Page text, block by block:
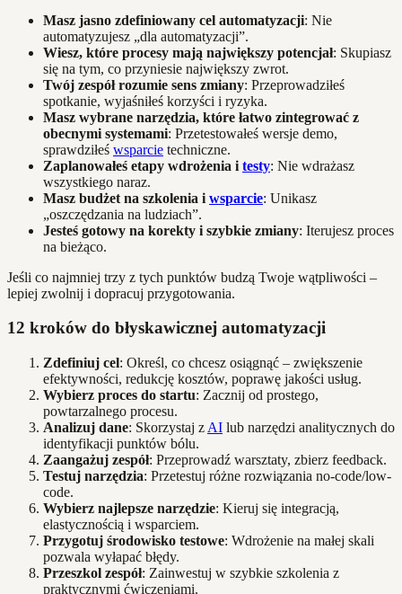
Masz jasno zdefiniowany cel automatyzacji: Nie
automatyzujesz „dla automatyzacji”.
Wiesz, które procesy mają największy potencjał: Skupiasz
się na tym, co przyniesie największy zwrot.
Twój zespół rozumie sens zmiany: Przeprowadziłeś
spotkanie, wyjaśniłeś korzyści i ryzyka.
Masz wybrane narzędzia, które łatwo zintegrować z
obecnymi systemami: Przetestowałeś wersje demo,
sprawdziłeś wsparcie techniczne.
Zaplanowałeś etapy wdrożenia i testy: Nie wdrażasz
wszystkiego naraz.
Masz budżet na szkolenia i wsparcie: Unikasz
„oszczędzania na ludziach”.
Jesteś gotowy na korekty i szybkie zmiany: Iterujesz proces
na bieżąco.
Jeśli co najmniej trzy z tych punktów budzą Twoje wątpliwości –
lepiej zwolnij i dopracuj przygotowania.
12 kroków do błyskawicznej automatyzacji
Zdefiniuj cel: Określ, co chcesz osiągnąć – zwiększenie
efektywności, redukcję kosztów, poprawę jakości usług.
Wybierz proces do startu: Zacznij od prostego,
powtarzalnego procesu.
Analizuj dane: Skorzystaj z AI lub narzędzi analitycznych do
identyfikacji punktów bólu.
Zaangażuj zespół: Przeprowadź warsztaty, zbierz feedback.
Testuj narzędzia: Przetestuj różne rozwiązania no-code/low-
code.
Wybierz najlepsze narzędzie: Kieruj się integracją,
elastycznością i wsparciem.
Przygotuj środowisko testowe: Wdrożenie na małej skali
pozwala wyłapać błędy.
Przeszkol zespół: Zainwestuj w szybkie szkolenia z
praktycznymi ćwiczeniami.